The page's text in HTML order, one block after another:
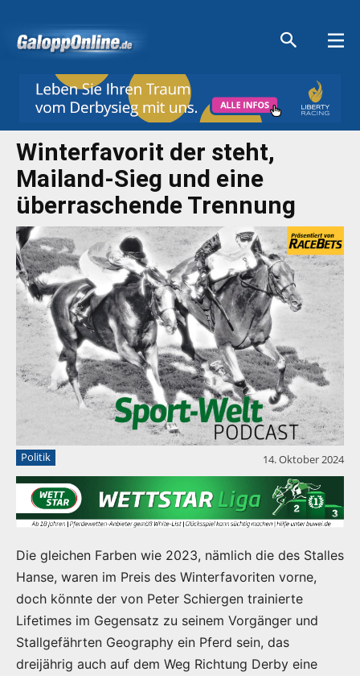
Winterfavorit der steht,
Mailand-Sieg und eine
überraschende Trennung
Politik 14. Oktober 2024
Die gleichen Farben wie 2023, nämlich die des Stalles
Hanse, waren im Preis des Winterfavoriten vorne,
doch könnte der von Peter Schiergen trainierte
Lifetimes im Gegensatz zu seinem Vorgänger und
Stallgefährten Geography ein Pferd sein, das
dreijährig auch auf dem Weg Richtung Derby eine